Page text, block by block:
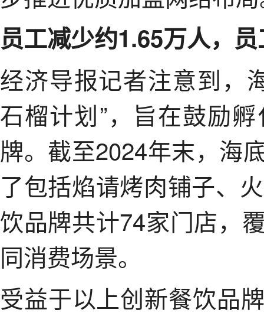
员工减少约1.65万人，
经济导报记者注意到，
石榴计划”，旨在鼓励
牌。截至2024年末，海
了包括焰请烤肉铺子、
饮品牌共计74家门店，
同消费场景。
受益于以上创新餐饮品